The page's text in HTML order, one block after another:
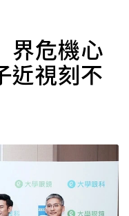
界危機心
近視刻不